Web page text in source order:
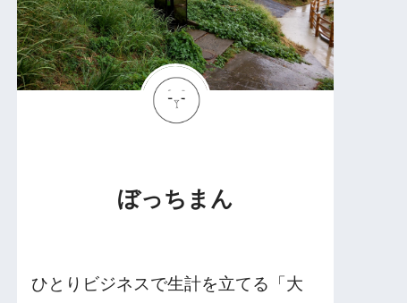
ぼっちまん
ひとりビジネスで生計を立てる「大